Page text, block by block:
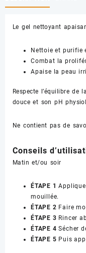
Le gel nettoyant
Nettoie et purifie
Combat la
Apaise la peau
Respecte l’équilibre
douce et son pH
Ne contient pas de
Conseils
Matin et/ou soir
ÉTAPE 1
mouillée.
ÉTAPE 2 Faire
ÉTAPE 3 Rincer
ÉTAPE 4Sécher
ÉTAPE 5 Puis